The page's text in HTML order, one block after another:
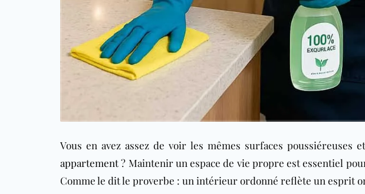
Vous en avez assez de voir les mêmes surfaces poussiéreuses
appartement? Maintenir un espace de vie propre est essentiel
Comme le dit le proverbe : un intérieur ordonné reflète un esprit